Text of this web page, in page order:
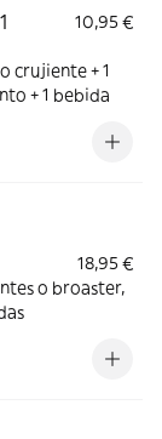
10,95 €
+ 1
+ 1 bebida
18,95 €